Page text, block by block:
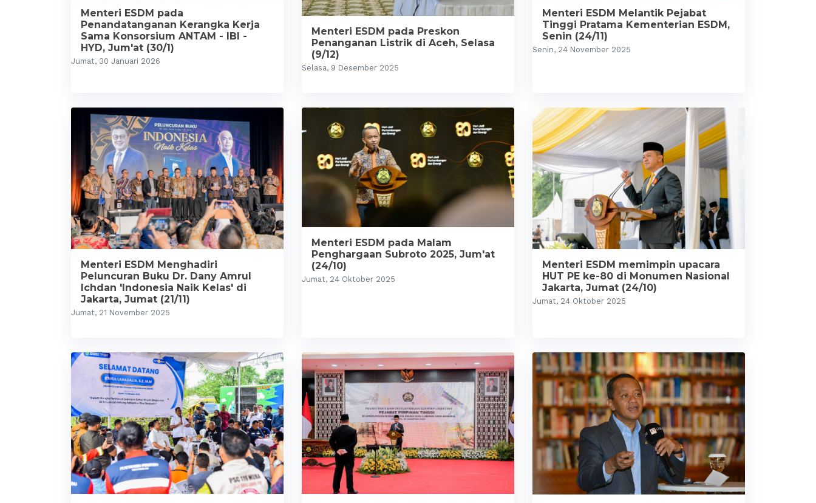
Menteri ESDM pada
Penandatanganan Kerangka Kerja
Sama Konsorsium ANTAM - IBI -
HYD, Jum'at (30/1)
Jumat, 30 Januari 2026
Menteri ESDM pada Preskon
Penanganan Listrik di Aceh, Selasa
(9/12)
Selasa, 9 Desember 2025
Menteri ESDM Melantik Pejabat
Tinggi Pratama Kementerian ESDM,
Senin (24/11)
Senin, 24 November 2025
Menteri ESDM Menghadiri
Peluncuran Buku Dr. Dany Amrul
Ichdan 'Indonesia Naik Kelas' di
Jakarta, Jumat (21/11)
Jumat, 21 November 2025
Menteri ESDM pada Malam
Penghargaan Subroto 2025, Jum'at
(24/10)
Jumat, 24 Oktober 2025
Menteri ESDM memimpin upacara
HUT PE ke-80 di Monumen Nasional
Jakarta, Jumat (24/10)
Jumat, 24 Oktober 2025